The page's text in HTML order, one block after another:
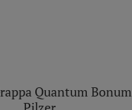
Quantum Bonum